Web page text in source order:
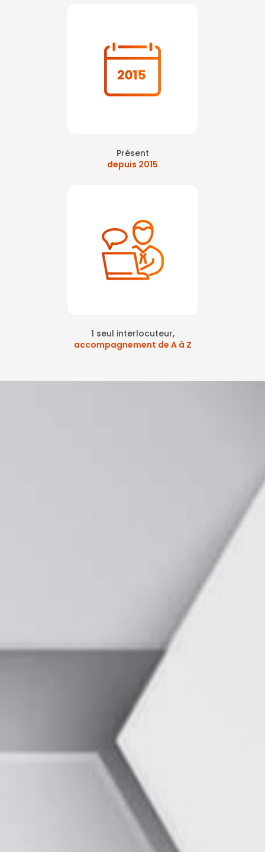
Présent
depuis 2015
1 seul interlocuteur,
accompagnement de A à Z